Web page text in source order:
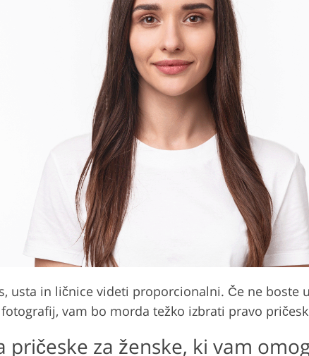
usta in ličnice videti proporcionalni. Če ne
vam bo morda težko izbrati pravo
pričeske za ženske, ki vam